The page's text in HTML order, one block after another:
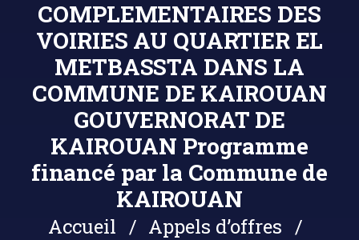
COMPLEMENTAIRES DES
VOIRIES AU QUARTIER EL
METBASSTA DANS LA
COMMUNE DE KAIROUAN
GOUVERNORAT DE
KAIROUAN Programme
financé par la Commune de
KAIROUAN
Accueil
Appels d’offres